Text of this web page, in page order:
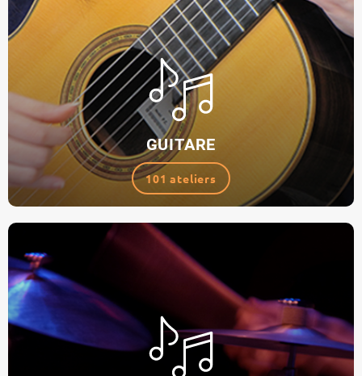
GUITARE
101 ateliers